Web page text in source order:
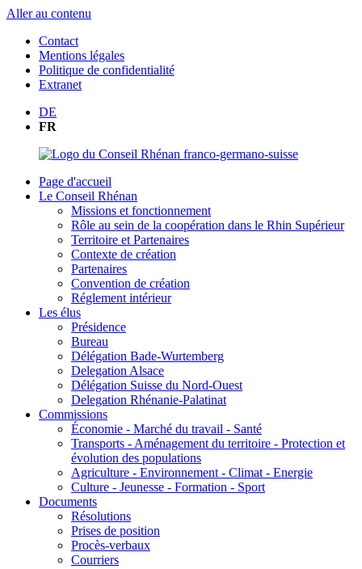
Aller au contenu
Contact
Mentions légales
Politique de confidentialité
Extranet
DE
FR
Page d'accueil
Le Conseil Rhénan
Missions et fonctionnement
Rôle au sein de la coopération dans le Rhin Supérieur
Territoire et Partenaires
Contexte de création
Partenaires
Convention de création
Réglement intérieur
Les élus
Présidence
Bureau
Délégation Bade-Wurtemberg
Delegation Alsace
Délégation Suisse du Nord-Ouest
Delegation Rhénanie-Palatinat
Commissions
Économie - Marché du travail - Santé
Transports - Aménagement du territoire - Protection et
évolution des populations
Agriculture - Environnement - Climat - Energie
Culture - Jeunesse - Formation - Sport
Documents
Résolutions
Prises de position
Procès-verbaux
Courriers